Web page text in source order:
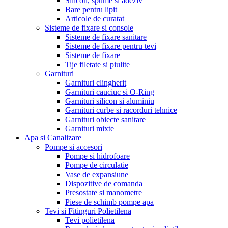
Bare pentru lipit
Articole de curatat
Sisteme de fixare si console
Sisteme de fixare sanitare
Sisteme de fixare pentru tevi
Sisteme de fixare
Tije filetate si piulite
Garnituri
Garnituri clingherit
Garnituri cauciuc si O-Ring
Garnituri silicon si aluminiu
Garnituri curbe si racorduri tehnice
Garnituri obiecte sanitare
Garnituri mixte
Apa si Canalizare
Pompe si accesori
Pompe si hidrofoare
Pompe de circulatie
Vase de expansiune
Dispozitive de comanda
Presostate si manometre
Piese de schimb pompe apa
Tevi si Fitinguri Polietilena
Tevi polietilena